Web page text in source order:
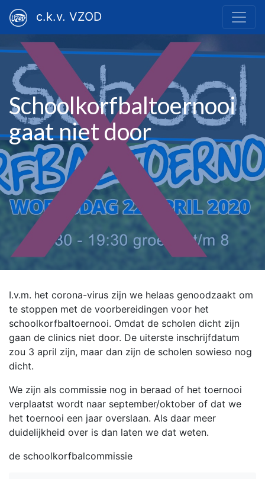
c.k.v. VZOD
Schoolkorfbaltoernooi
gaat niet door
I.v.m. het corona-virus zijn we helaas genoodzaakt om
te stoppen met de voorbereidingen voor het
schoolkorfbaltoernooi. Omdat de scholen dicht zijn
gaan de clinics niet door. De uiterste inschrijfdatum
zou 3 april zijn, maar dan zijn de scholen sowieso nog
dicht.
We zijn als commissie nog in beraad of het toernooi
verplaatst wordt naar september/oktober of dat we
het toernooi een jaar overslaan. Als daar meer
duidelijkheid over is dan laten we dat weten.
de schoolkorfbalcommissie